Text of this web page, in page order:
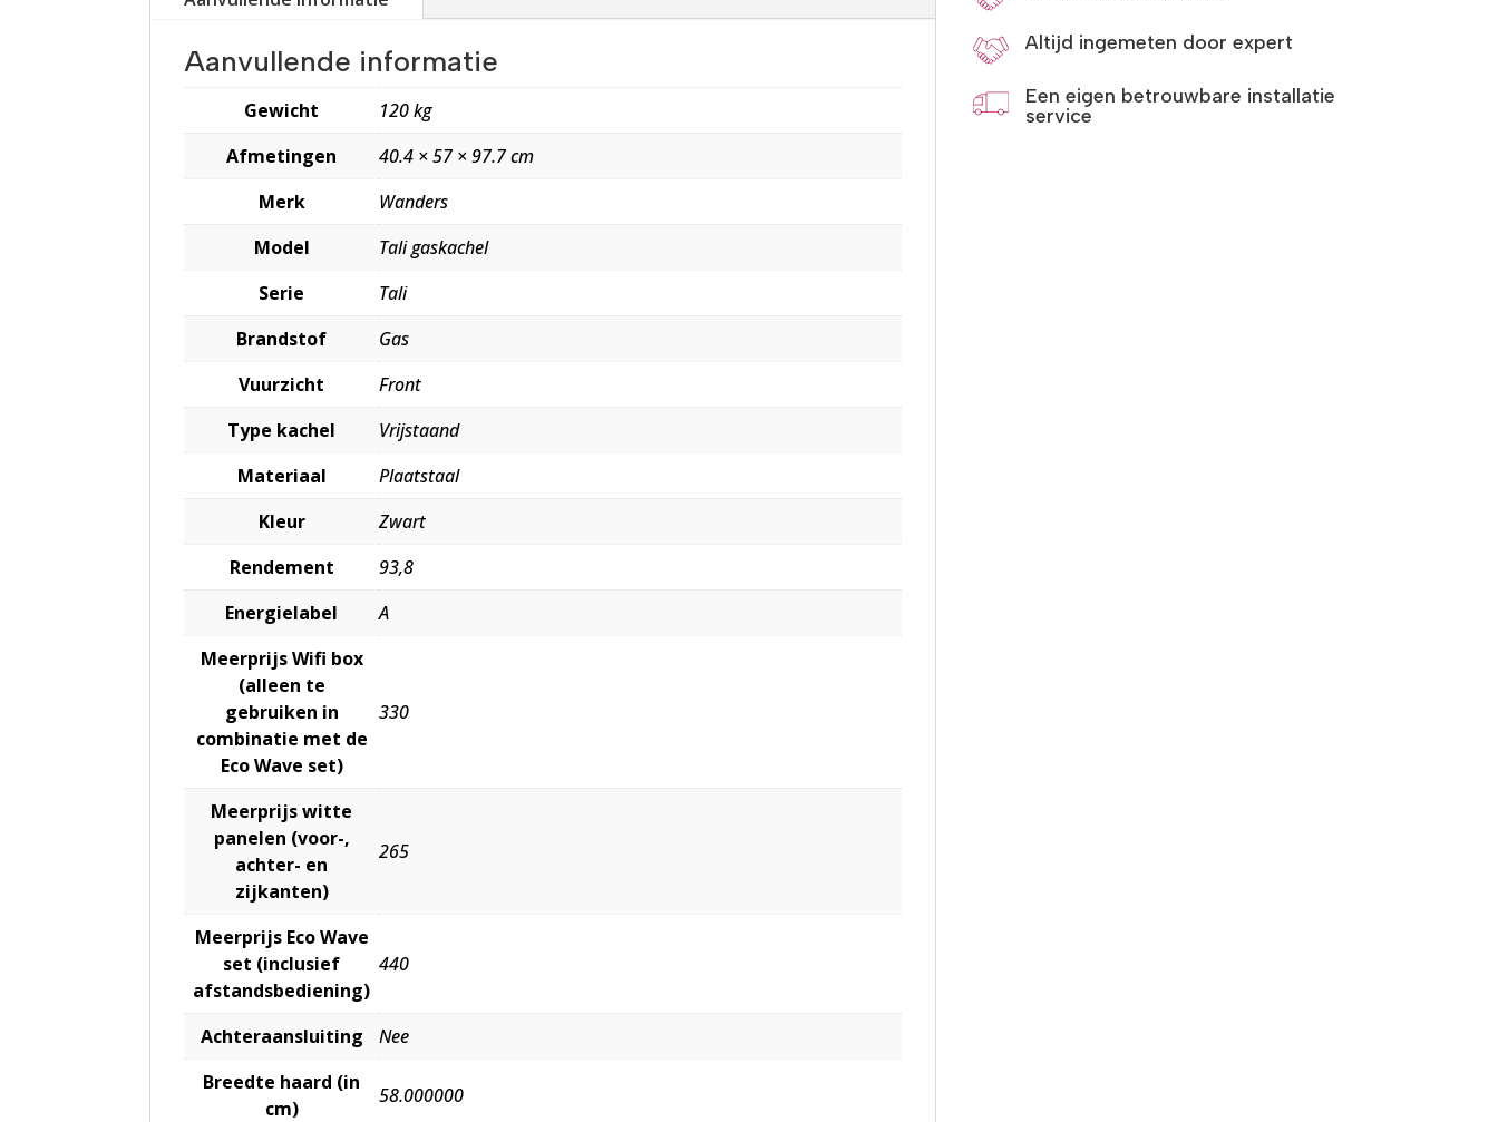
Aanvullende informatie
Gewicht
120 kg
Afmetingen
40.4 × 57 × 97.7 cm
Merk
Wanders
Model
Tali gaskachel
Serie
Tali
Brandstof
Gas
Vuurzicht
Front
Type kachel
Vrijstaand
Materiaal
Plaatstaal
Kleur
Zwart
Rendement
93,8
Energielabel
A
Meerprijs Wifi box
(alleen te
gebruiken in
combinatie met de
Eco Wave set)
330
Meerprijs witte
panelen (voor-,
achter- en
zijkanten)
265
Meerprijs Eco Wave
set (inclusief
afstandsbediening)
440
Achteraansluiting
Nee
Breedte haard (in
cm)
58.000000
Altijd ingemeten door expert
Een eigen betrouwbare installatie
service